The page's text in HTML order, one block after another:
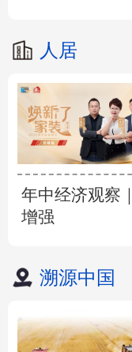
人居
年中经济观察
增强
溯源中国